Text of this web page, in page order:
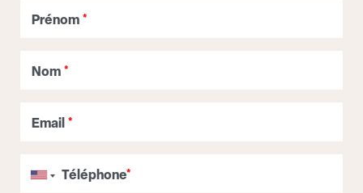
Prénom *
Nom *
Email *
Téléphone*